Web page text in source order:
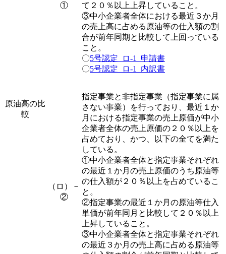
原油高の比
較
①
て２０％以上上昇していること。
③中小企業者全体における最近３か月
の売上高に占める原油等の仕入額の割
合が前年同期と比較して上回っている
こと。
〇5号認定_ロ-1_申請書
〇5号認定_ロ-1_内訳書
（ロ）－
②
指定事業と非指定事業（指定事業に属
さない事業）を行っており、最近１か
月における指定事業の売上原価が中小
企業者全体の売上原価の２０％以上を
占めており、かつ、以下の全てを満た
している。
①中小企業者全体と指定事業それぞれ
の最近１か月の売上原価のうち原油等
の仕入額が２０％以上を占めているこ
と。
②指定事業の最近１か月の原油等仕入
単価が前年同月と比較して２０％以上
上昇していること。
③中小企業者全体と指定事業それぞれ
の最近３か月の売上高に占める原油等